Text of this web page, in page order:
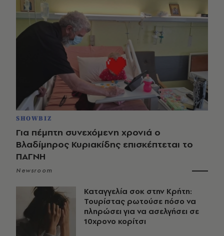
SHOWBIZ
Για πέμπτη συνεχόμενη χρονιά ο
Βλαδίμηρος Κυριακίδης επισκέπτεται το
ΠΑΓΝΗ
Newsroom
Καταγγελία σοκ στην Κρήτη:
Τουρίστας ρωτούσε πόσο να
πληρώσει για να ασελγήσει σε
10χρονο κορίτσι